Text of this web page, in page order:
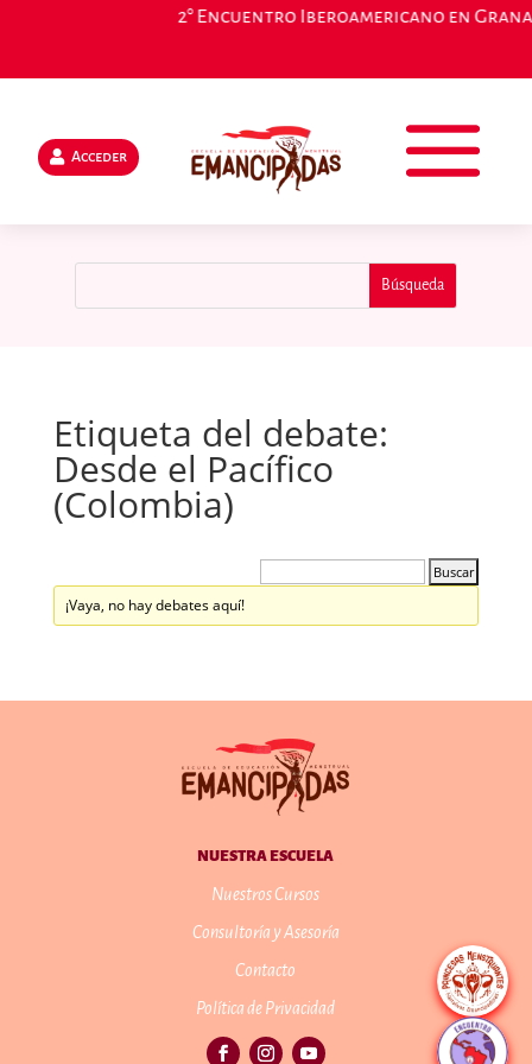
2° Encuentro Iberoamericano en
Acceder
Etiqueta del debate:
Desde el Pacífico
(Colombia)
¡Vaya, no hay debates aquí!
NUESTRA ESCUELA
Nuestros Cursos
Consultoría y Asesoría
Contacto
Política de Privacidad